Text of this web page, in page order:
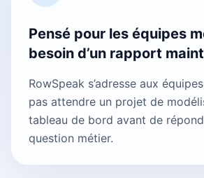
Pensé pour les équipes
besoin d’un rapport
RowSpeak s’adresse aux
pas attendre un projet de
tableau de bord avant de
question métier.